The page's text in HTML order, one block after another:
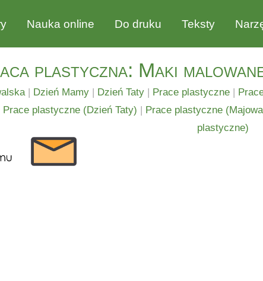
Nauka online Do druku Teksty
plastyczna: Maki
| Dzień Mamy| Dzień Taty| Prace plastyczne|
Prace plastyczne (Dzień Taty) | Prace plastyczne (Majowa
plastyczne)